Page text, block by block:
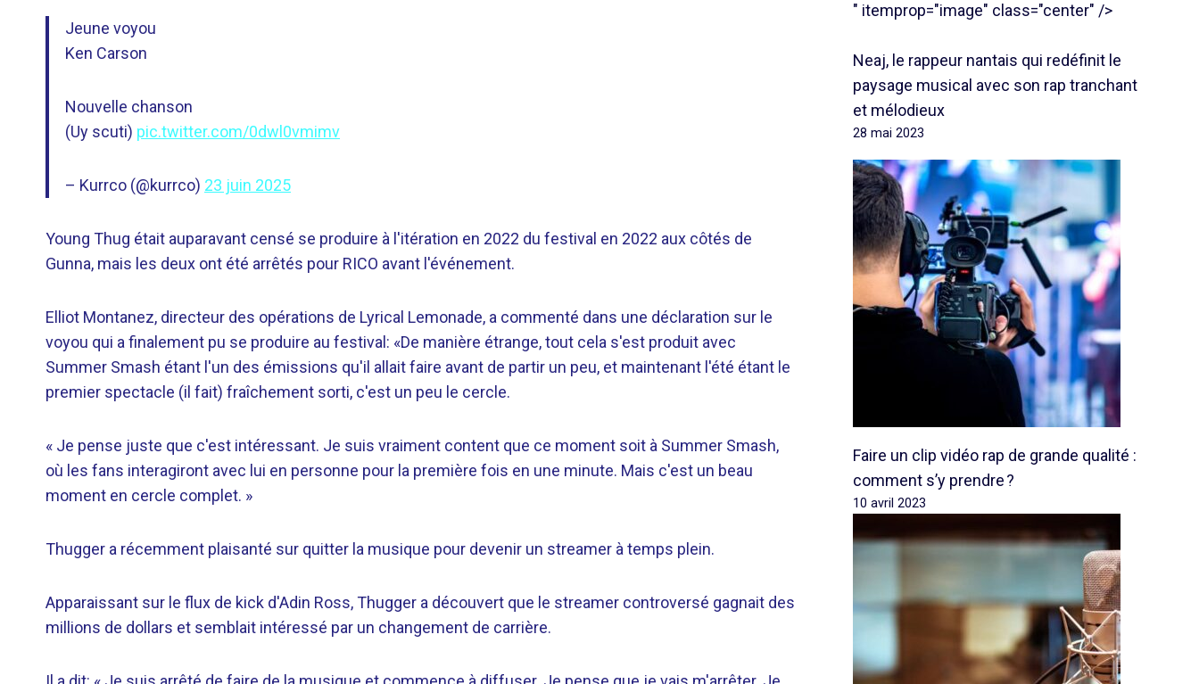
Jeune voyou
Ken Carson
Nouvelle chanson
(Uy scuti) pic.twitter.com/0dwl0vmimv
– Kurrco (@kurrco) 23 juin 2025
Young Thug était auparavant censé se produire à l'itération en 2022 du festival en 2022 aux côtés de
Gunna, mais les deux ont été arrêtés pour RICO avant l'événement.
Elliot Montanez, directeur des opérations de Lyrical Lemonade, a commenté dans une déclaration sur le
voyou qui a finalement pu se produire au festival: «De manière étrange, tout cela s'est produit avec
Summer Smash étant l'un des émissions qu'il allait faire avant de partir un peu, et maintenant l'été étant le
premier spectacle (il fait) fraîchement sorti, c'est un peu le cercle.
« Je pense juste que c'est intéressant. Je suis vraiment content que ce moment soit à Summer Smash,
où les fans interagiront avec lui en personne pour la première fois en une minute. Mais c'est un beau
moment en cercle complet. »
Thugger a récemment plaisanté sur quitter la musique pour devenir un streamer à temps plein.
Apparaissant sur le flux de kick d'Adin Ross, Thugger a découvert que le streamer controversé gagnait des
millions de dollars et semblait intéressé par un changement de carrière.
" itemprop="image" class="center" />
Neaj, le rappeur nantais qui redéfinit le
paysage musical avec son rap tranchant
et mélodieux
28 mai 2023
Faire un clip vidéo rap de grande qualité :
comment s’y prendre ?
10 avril 2023